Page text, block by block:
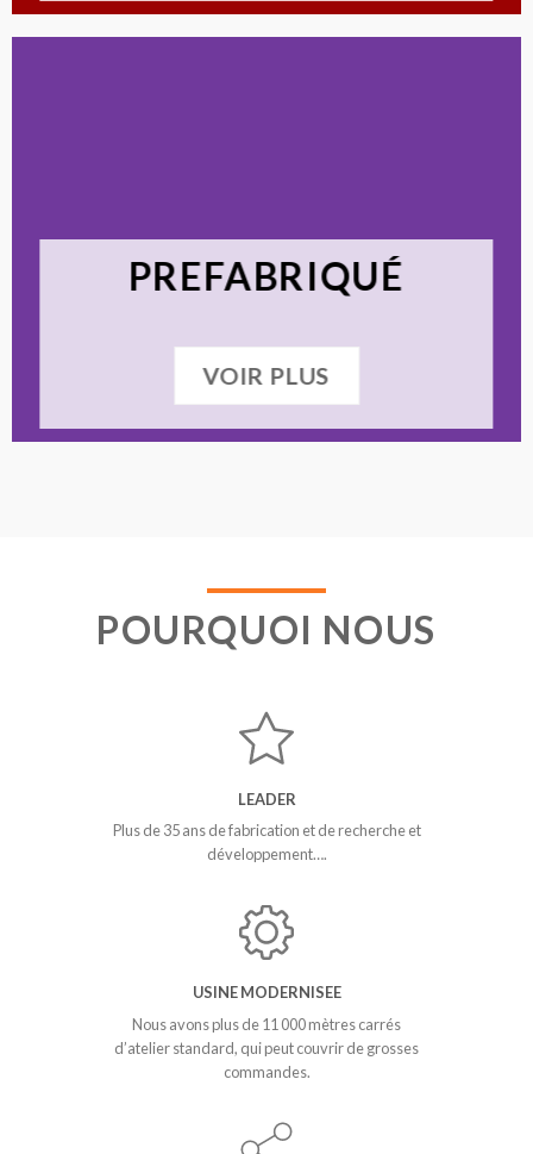
PREFABRIQUÉ
VOIR PLUS
POURQUOI NOUS
LEADER
Plus de 35 ans de fabrication et de recherche et
développement….
USINE MODERNISEE
Nous avons plus de 11 000 mètres carrés
d’atelier standard, qui peut couvrir de grosses
commandes.